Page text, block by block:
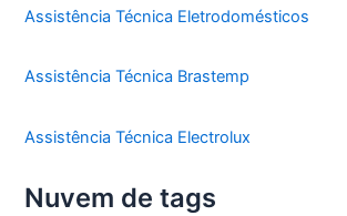
Assistência Técnica Eletrodomésticos
Assistência Técnica Brastemp
Assistência Técnica Electrolux
Nuvem de tags